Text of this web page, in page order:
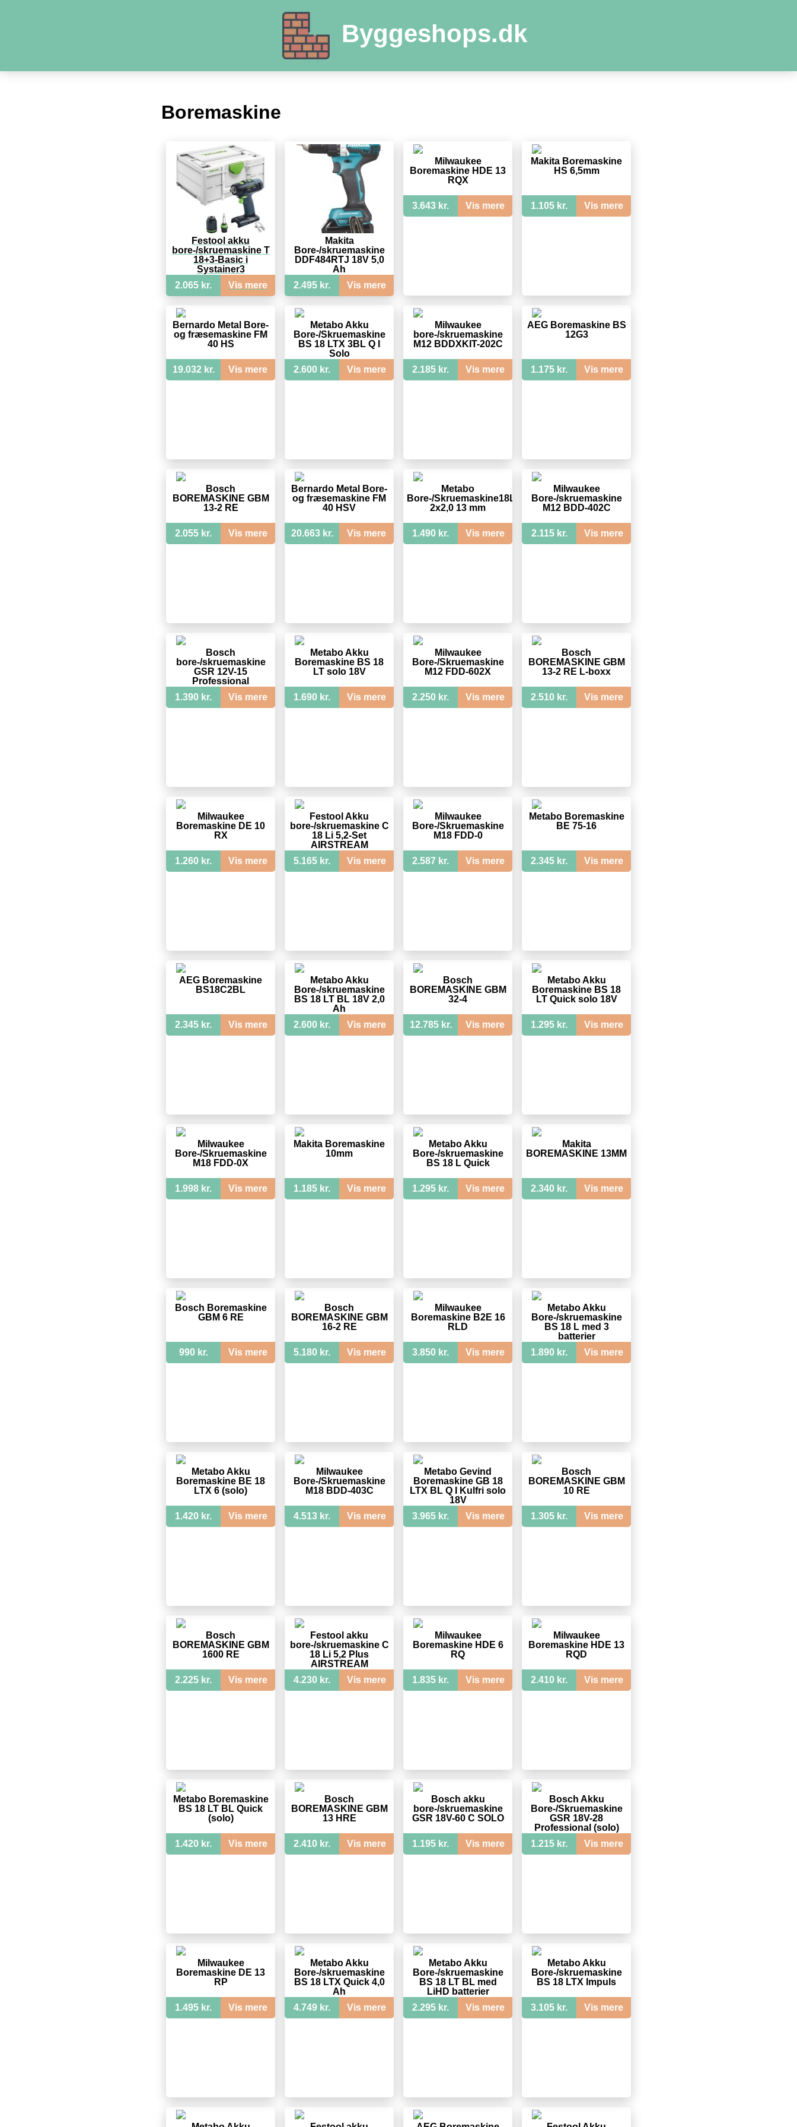
Byggeshops.dk
Boremaskine
Festool akku
bore-/skruemaskine T
18+3-Basic i
Systainer3
2.065 kr.
Vis mere
Makita
Bore-/skruemaskine
DDF484RTJ 18V 5,0
Ah
2.495 kr.
Vis mere
Milwaukee
Boremaskine HDE 13
RQX
3.643 kr. Vis mere
Makita Boremaskine
HS 6,5mm
1.105 kr. Vis mere
Bernardo Metal Bore-
og fræsemaskine FM
40 HS
19.032 kr. Vis mere
Metabo Akku
Bore-/Skruemaskine
BS 18 LTX 3BL Q I
Solo
2.600 kr.
Vis mere
Milwaukee
bore-/skruemaskine
M12 BDDXKIT-202C
2.185 kr. Vis mere
AEG Boremaskine BS
12G3
1.175 kr. Vis mere
Bosch
BOREMASKINE GBM
13-2 RE
2.055 kr. Vis mere
Bernardo Metal Bore-
og fræsemaskine FM
40 HSV
20.663 kr. Vis mere
Metabo
Bore-/Skruemaskine18LBL
2x2,0 13 mm
1.490 kr. Vis mere
Milwaukee
Bore-/skruemaskine
M12 BDD-402C
2.115 kr. Vis mere
Bosch
bore-/skruemaskine
GSR 12V-15
Professional
1.390 kr.
Vis mere
Metabo Akku
Boremaskine BS 18
LT solo 18V
1.690 kr. Vis mere
Milwaukee
Bore-/Skruemaskine
M12 FDD-602X
2.250 kr. Vis mere
Bosch
BOREMASKINE GBM
13-2 RE L-boxx
2.510 kr. Vis mere
Milwaukee
Boremaskine DE 10
RX
1.260 kr. Vis mere
Festool Akku
bore-/skruemaskine C
18 Li 5,2-Set
AIRSTREAM
5.165 kr.
Vis mere
Milwaukee
Bore-/Skruemaskine
M18 FDD-0
2.587 kr. Vis mere
Metabo Boremaskine
BE 75-16
2.345 kr. Vis mere
AEG Boremaskine
BS18C2BL
2.345 kr. Vis mere
Metabo Akku
Bore-/skruemaskine
BS 18 LT BL 18V 2,0
Ah
2.600 kr.
Vis mere
Bosch
BOREMASKINE GBM
32-4
12.785 kr. Vis mere
Metabo Akku
Boremaskine BS 18
LT Quick solo 18V
1.295 kr. Vis mere
Milwaukee
Bore-/Skruemaskine
M18 FDD-0X
1.998 kr. Vis mere
Makita Boremaskine
10mm
1.185 kr. Vis mere
Metabo Akku
Bore-/skruemaskine
BS 18 L Quick
1.295 kr. Vis mere
Makita
BOREMASKINE 13MM
2.340 kr. Vis mere
Bosch Boremaskine
GBM 6 RE
990 kr. Vis mere
Bosch
BOREMASKINE GBM
16-2 RE
5.180 kr. Vis mere
Milwaukee
Boremaskine B2E 16
RLD
3.850 kr. Vis mere
Metabo Akku
Bore-/skruemaskine
BS 18 L med 3
batterier
1.890 kr.
Vis mere
Metabo Akku
Boremaskine BE 18
LTX 6 (solo)
1.420 kr. Vis mere
Milwaukee
Bore-/Skruemaskine
M18 BDD-403C
4.513 kr. Vis mere
Metabo Gevind
Boremaskine GB 18
LTX BL Q I Kulfri solo
18V
3.965 kr.
Vis mere
Bosch
BOREMASKINE GBM
10 RE
1.305 kr. Vis mere
Bosch
BOREMASKINE GBM
1600 RE
2.225 kr. Vis mere
Festool akku
bore-/skruemaskine C
18 Li 5,2 Plus
AIRSTREAM
4.230 kr.
Vis mere
Milwaukee
Boremaskine HDE 6
RQ
1.835 kr. Vis mere
Milwaukee
Boremaskine HDE 13
RQD
2.410 kr. Vis mere
Metabo Boremaskine
BS 18 LT BL Quick
(solo)
1.420 kr. Vis mere
Bosch
BOREMASKINE GBM
13 HRE
2.410 kr. Vis mere
Bosch akku
bore-/skruemaskine
GSR 18V-60 C SOLO
1.195 kr. Vis mere
Bosch Akku
Bore-/Skruemaskine
GSR 18V-28
Professional (solo)
1.215 kr.
Vis mere
Milwaukee
Boremaskine DE 13
RP
1.495 kr. Vis mere
Metabo Akku
Bore-/skruemaskine
BS 18 LTX Quick 4,0
Ah
4.749 kr.
Vis mere
Metabo Akku
Bore-/skruemaskine
BS 18 LT BL med
LiHD batterier
2.295 kr.
Vis mere
Metabo Akku
Bore-/skruemaskine
BS 18 LTX Impuls
3.105 kr. Vis mere